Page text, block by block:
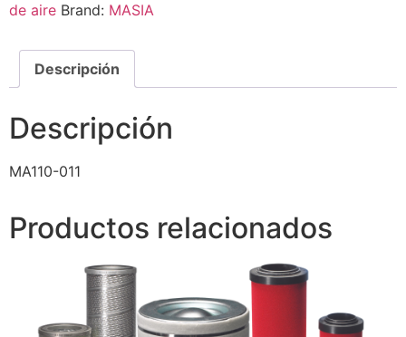
de aire Brand: MASIA
Descripción
Descripción
MA110-011
Productos relacionados